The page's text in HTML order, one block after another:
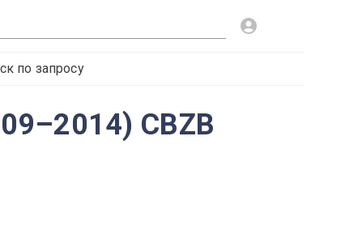
по запросу
CBZB